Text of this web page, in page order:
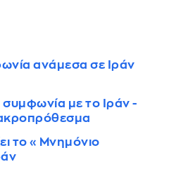
ανάμεσα σε Ιράν
με το Ιράν -
το «Μνημόνιο